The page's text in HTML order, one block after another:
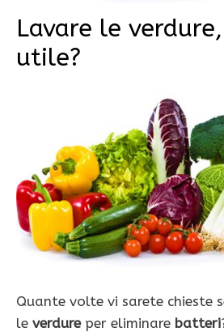
Lavare le
utile?
Quante volte vi sarete chieste
le verdureper eliminare batteri